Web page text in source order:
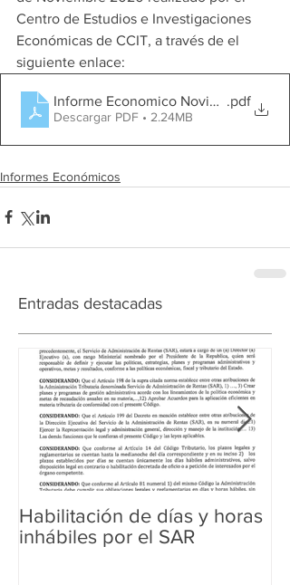
Centro de Estudios e Investigaciones
Económicas de CCIT, a través de el
siguiente enlace:
Informe Economico Noviembre 2020
.pdf
Descargar PDF • 2.24MB
Informes Económicos
Entradas destacadas
Habilitación de días y horas
inhábiles por el SAR